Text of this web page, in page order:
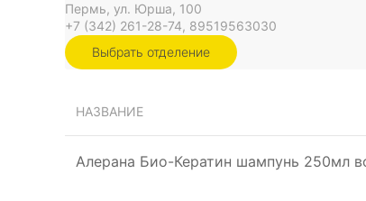
Пермь, ул. Юрша, 100
+7 (342) 261-28-74, 89519563030
Выбрать отделение
НАЗВАНИЕ
Алерана Био-Кератин шампунь 250мл